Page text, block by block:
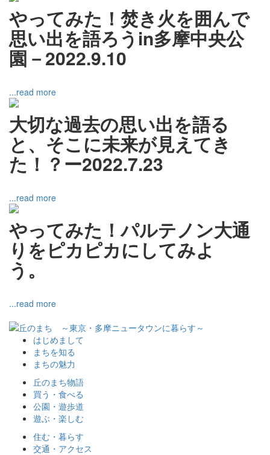
やってみた！焚き火を囲んで
思い出を語ろうin多摩中央公
園－2022.9.10
...read more
大切な過去の思い出を語る
と、そこに未来が見えてき
た！？ー2022.7.23
...read more
やってみた！パルテノン大通
りをピカピカにしてみよ
う。
...read more
はじめまして
まちを知る
まちの魅力
丘のまち物語
買う・食べる
公園・遊歩道
遊ぶ・楽しむ
住む・暮らす
交通・アクセス